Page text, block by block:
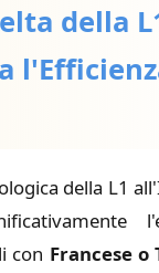
della
della L1
con Francese o